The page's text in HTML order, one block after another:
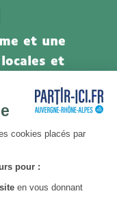
et une
et